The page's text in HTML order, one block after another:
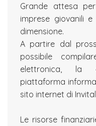
Grande attesa
imprese giovanili
dimensione.
A partire dal
possibile
elettronica, la
piattaforma
sito internet di
Le risorse